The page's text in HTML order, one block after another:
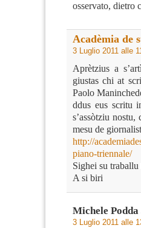
osservato, dietro
Acadèmia de
3 Luglio 2011 alle
Aprètzius a
giustas chi at
Paolo
ddus eus scritu
s’assòtziu
mesu de
http://
piano-triennale/
Sighei su
A si biri
Michele Podda
3 Luglio 2011 alle